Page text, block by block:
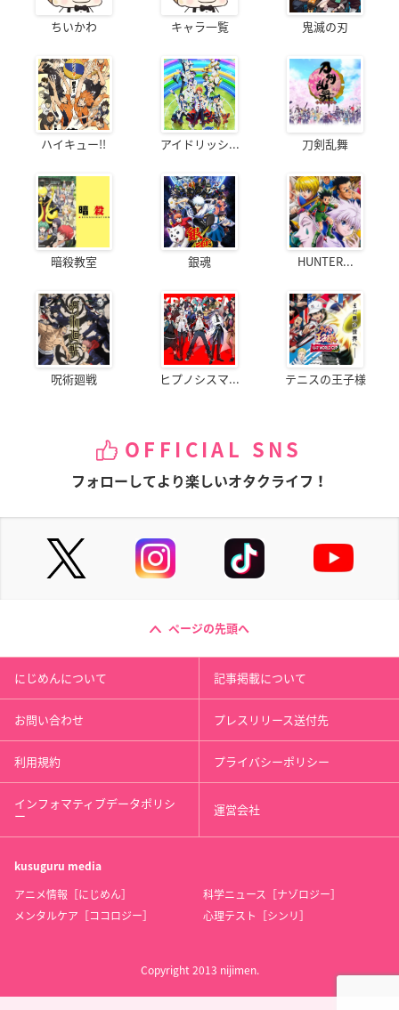
ちいかわ キャラ一覧 鬼滅の刃
ハイキュー!! アイドリッシ... 刀剣乱舞
暗殺教室 銀魂 HUNTER...
呪術廻戦 ヒプノシスマ... テニスの王子様
OFFICIAL SNS
フォローしてより楽しいオタクライフ！
ページの先頭へ
にじめんについて 記事掲載について
お問い合わせ プレスリリース送付先
利用規約 プライバシーポリシー
インフォマティブデータポリシ
ー 運営会社
kusuguru media
アニメ情報［にじめん］
科学ニュース［ナゾロジー］
メンタルケア［ココロジー］
心理テスト［シンリ］
Copyright 2013 nijimen.